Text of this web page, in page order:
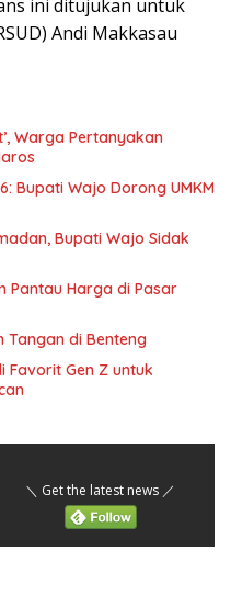
ini ditujukan untuk
Andi Makkasau
Warga Pertanyakan
Bupati Wajo Dorong UMKM
Bupati Wajo Sidak
Pantau Harga di Pasar
Tangan di Benteng
Favorit Gen Z untuk
＼ Get the latest news ／